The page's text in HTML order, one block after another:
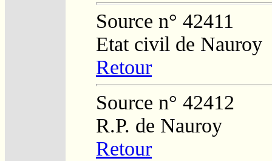
Source n° 42411
Etat civil de Nauroy
Retour
Source n° 42412
R.P. de Nauroy
Retour